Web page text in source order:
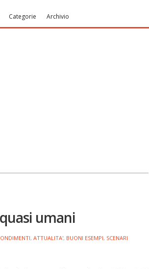
Categorie Archivio
umani
, ATTUALITA', BUONI ESEMPI, SCENARI